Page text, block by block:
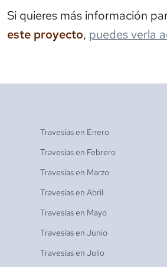
Si quieres más información
este proyecto, puedes verla
Travesías en Enero
Travesías en Febrero
Travesías en Marzo
Travesías en Abril
Travesías en Mayo
Travesías en Junio
Travesías en Julio